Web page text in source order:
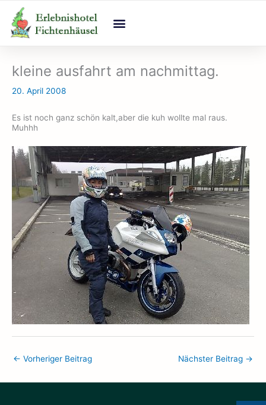
Inhalt
springen
kleine ausfahrt am nachmittag.
20. April 2008
Es ist noch ganz schön kalt,aber die kuh wollte mal raus.
Muhhh
← Vorheriger Beitrag Nächster Beitrag →